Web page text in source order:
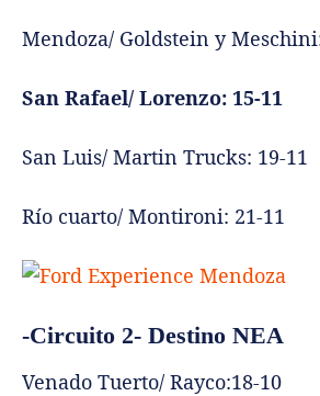
Mendoza/ Goldstein y
San Rafael/ Lorenzo: 15-11
San Luis/ Martin Trucks: 19-11
Río cuarto/ Montironi: 21-11
-Circuito 2- Destino NEA
Venado Tuerto/ Rayco:18-10